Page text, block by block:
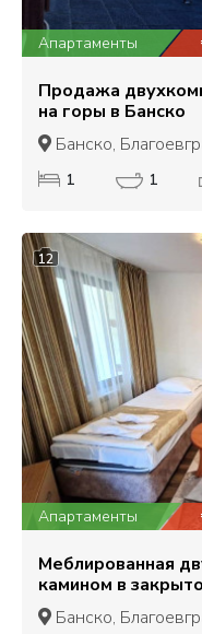
Апартаменты
Продажа
на горы в Банско
Банско,
1 1
12
Апартаменты
Меблированная
камином в
Банско,